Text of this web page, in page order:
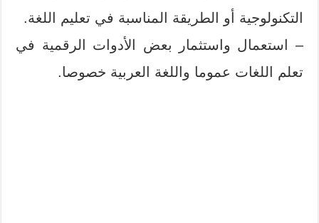
التكنولوجية أو الطريقة المناسبة في تعليم اللغة.
– استعمال واستثمار بعض الأدوات الرقمية في
تعلم اللغات عموما واللغة العربية خصوصا.